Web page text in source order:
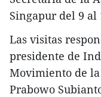
Singapur del 9 al
Las visitas
presidente de
Movimiento de
Prabowo